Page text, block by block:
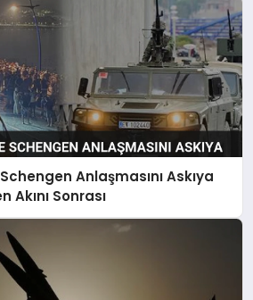
Anlaşmasını Askıya
Akını Sonrası